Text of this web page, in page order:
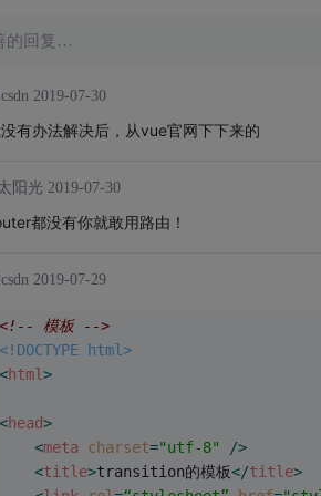
的回复…
2019-07-30
有办法解决后，从vue官网下下来的
阳光 2019-07-30
都没有你就敢用路由！
2019-07-29
<!-- 模板 -->
<!DOCTYPE html>
<html >
<head>
<meta charset="utf-8" />
<title>transition的模板</title>